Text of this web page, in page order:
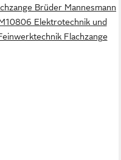
Brüder Mannesmann
Elektrotechnik und
Flachzange